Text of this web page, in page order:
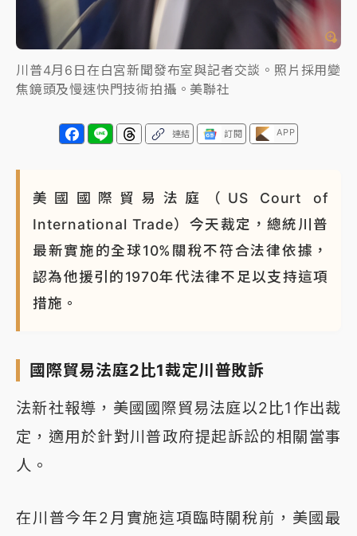
川普4月6日在白宮新聞發布室與記者交談。照片採用變
焦鏡頭及慢速快門技術拍攝。美聯社
連結 訂閱 APP
美國國際貿易法庭（US Court of
International Trade）今天裁定，總統川普
最新實施的全球10%關稅不符合法律依據，
認為他援引的1970年代法律不足以支持這項
措施。
國際貿易法庭2比1裁定川普敗訴
法新社報導，美國國際貿易法庭以2比1作出裁
定，適用於針對川普政府提起訴訟的相關當事
人。
在川普今年2月實施這項臨時關稅前，美國最